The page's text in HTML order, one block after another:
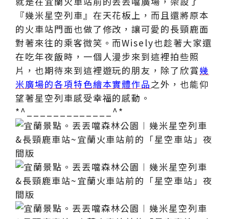
『幾米星空列車』在天花板上，而且還將原本
的火車站門面也做了修改，讓可愛的長頸鹿面
對著來往的乘客微笑。而Wisely也趁著大家還
在吃年夜飯時，一個人漫步來到這裡拍些照
片，也期待來到這裡遊玩的朋友，除了欣賞幾
米廣場的各項特色繪本實體作品之外，也能仰
望著星空列車感受幸福的感動。
*^_____________^*